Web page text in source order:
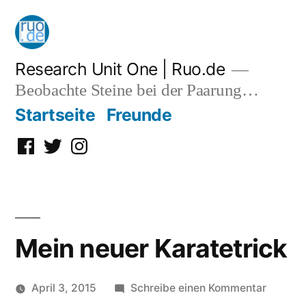
Zum
Inhalt
springen
Research Unit One | Ruo.de
Beobachte Steine bei der Paarung…
Startseite Freunde
Facebook
TwitterInstagram
Mein neuer Karatetrick
April 3, 2015 Schreibe einen Kommentarzu